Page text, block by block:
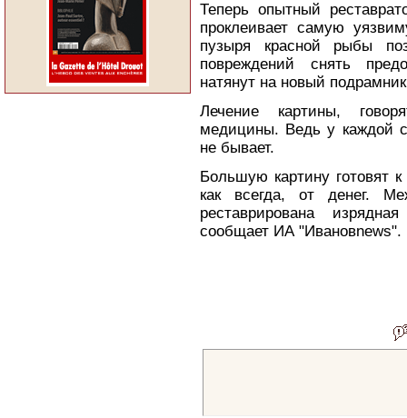
Теперь опытный
проклеивает самую
пузыря красной рыбы
повреждений снять
натянут на новый
Лечение картины,
медицины. Ведь у каждой
не бывает.
Большую картину готовят
как всегда, от денег.
реставрирована
сообщает ИА "Ивановnews".